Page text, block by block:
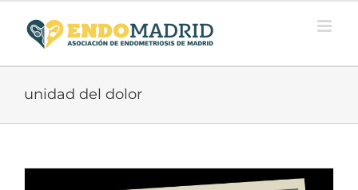
contenido
unidad del dolor